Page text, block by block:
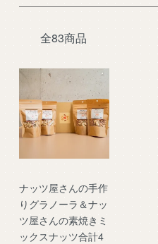
全83商品
ナッツ屋さんの手作
りグラノーラ＆ナッ
ツ屋さんの素焼きミ
ックスナッツ合計4